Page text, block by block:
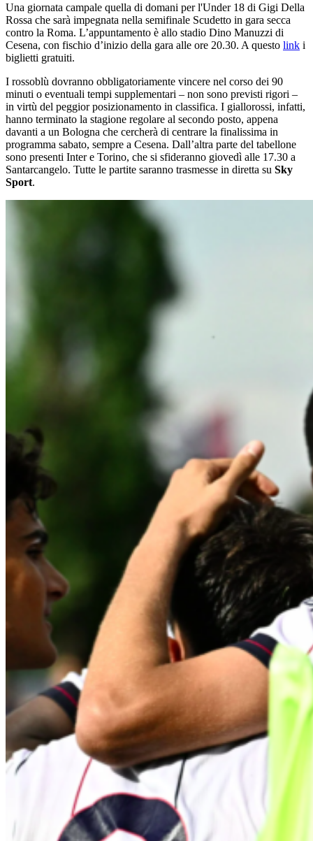
Una giornata campale quella di domani per l'Under 18 di Gigi Della
Rossa che sarà impegnata nella semifinale Scudetto in gara secca
contro la Roma. L’appuntamento è allo stadio Dino Manuzzi di
Cesena, con fischio d’inizio della gara alle ore 20.30. A questo link i
biglietti gratuiti.
I rossoblù dovranno obbligatoriamente vincere nel corso dei 90
minuti o eventuali tempi supplementari – non sono previsti rigori –
in virtù del peggior posizionamento in classifica. I giallorossi, infatti,
hanno terminato la stagione regolare al secondo posto, appena
davanti a un Bologna che cercherà di centrare la finalissima in
programma sabato, sempre a Cesena. Dall’altra parte del tabellone
sono presenti Inter e Torino, che si sfideranno giovedì alle 17.30 a
Santarcangelo. Tutte le partite saranno trasmesse in diretta su Sky
Sport.